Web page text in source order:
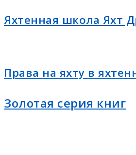
Яхтенная школа Яхт
Права на яхту в
Золотая серия книг